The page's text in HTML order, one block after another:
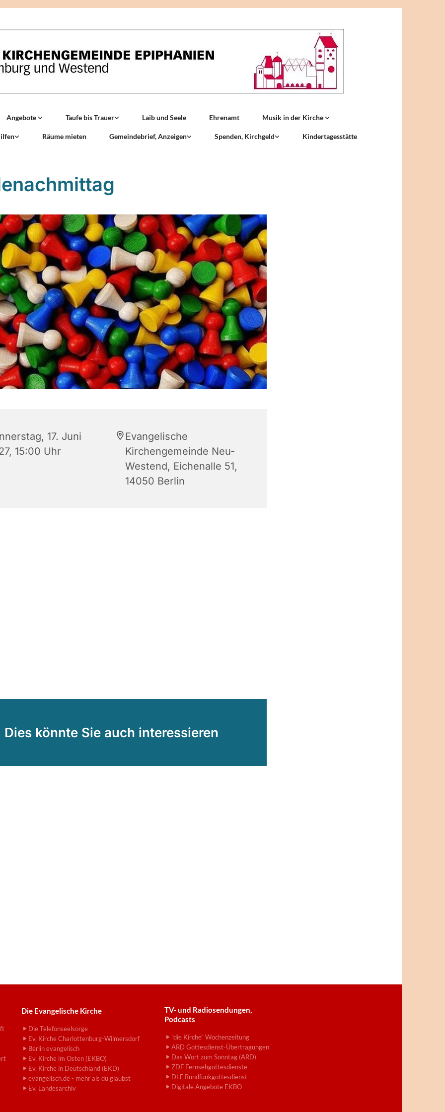
Angebote Taufe bis Trauer Laib und Seele Ehrenamt Musik in der Kirche
Räume mieten Gemeindebrief, Anzeigen Spenden, Kirchgeld Kindertagesstätte
17. Juni
15:00 Uhr
Evangelische
Kirchengemeinde Neu-
Westend, Eichenalle 51,
14050 Berlin
Dies könnte Sie auch interessieren
Die Evangelische Kirche
Die Telefonseelsorge
Ev. Kirche Charlottenburg-Wilmersdorf
Berlin evangelisch
Ev. Kirche im Osten (EKBO)
Ev. Kirche in Deutschland (EKD)
evangelisch.de - mehr als du glaubst
Ev. Landesarchiv
TV- und Radiosendungen,
Podcasts
"die Kirche" Wochenzeitung
ARD Gottesdienst-Übertragungen
Das Wort zum Sonntag (ARD)
ZDF Fernsehgottesdienste
DLF Rundfunkgottesdienst
Digitale Angebote EKBO